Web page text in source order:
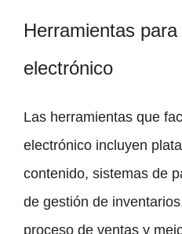
Herramientas
electrónico
Las herramientas que
electrónico incluyen
contenido, sistemas de
de gestión de
proceso de ventas y